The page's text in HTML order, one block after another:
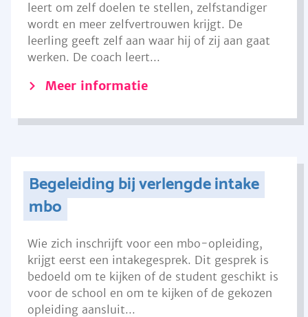
leert om zelf doelen te stellen, zelfstandiger
wordt en meer zelfvertrouwen krijgt. De
leerling geeft zelf aan waar hij of zij aan gaat
werken. De coach leert...
Meer informatie
Begeleiding bij verlengde intake
mbo
Wie zich inschrijft voor een mbo-opleiding,
krijgt eerst een intakegesprek. Dit gesprek is
bedoeld om te kijken of de student geschikt is
voor de school en om te kijken of de gekozen
opleiding aansluit...